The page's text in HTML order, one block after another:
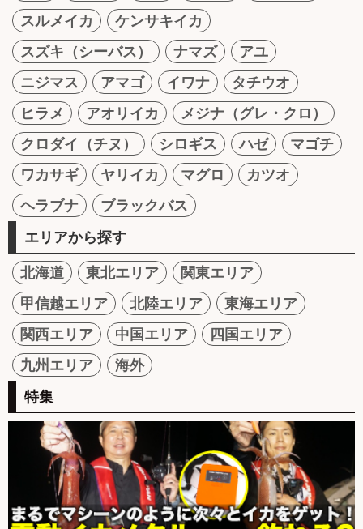
スルメイカ
ケンサキイカ
スズキ（シーバス）
ナマズ
アユ
ニジマス
アマゴ イワナ
タチウオ
ヒラメ
アオリイカ
メジナ（グレ・クロ）
クロダイ（チヌ）
シロギス ハゼ
マゴチ
ワカサギ
ヤリイカ マグロ
カツオ
ヘラブナ
ブラックバス
エリアから探す
北海道 東北エリア
関東エリア
甲信越エリア
北陸エリア
東海エリア
関西エリア
中国エリア
四国エリア
九州エリア
海外
特集